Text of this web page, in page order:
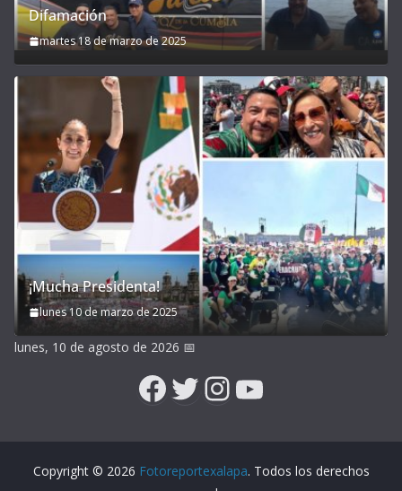
Difamación
martes 18 de marzo de 2025
¡Mucha Presidenta!
lunes 10 de marzo de 2025
lunes, 10 de agosto de 2026 📅
Facebook
Twitter
Instagram
YouTube
Copyright © 2026 Fotoreportexalapa. Todos los derechos